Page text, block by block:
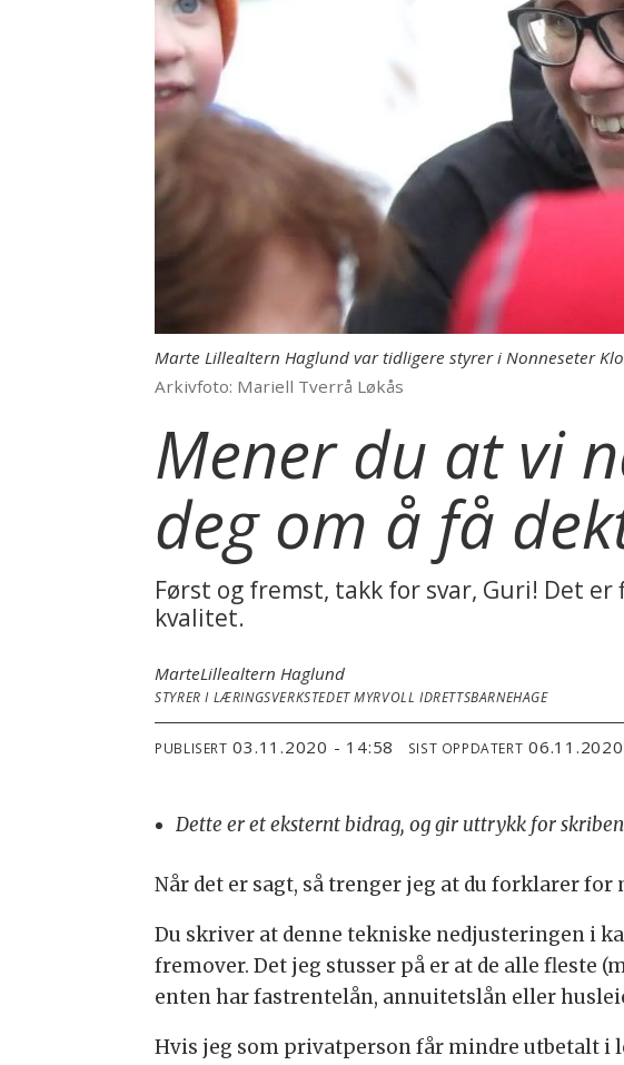
Marte Lillealtern Haglund var tidligere styrer i Nonneseter
Arkivfoto: Mariell Tverrå Løkås
Mener du at vi
deg om å få
Først og fremst, takk for svar, Guri! Det
kvalitet.
MarteLillealtern Haglund
STYRER I LÆRINGSVERKSTEDET MYRVOLL IDRETTSBARNEHAGE
PUBLISERT 03.11.2020 - 14:58 SIST OPPDATERT
Dette er et eksternt bidrag, og gir uttrykk for
Når det er sagt, så trenger jeg at du forklarer for
Du skriver at denne tekniske nedjusteringen i
fremover. Det jeg stusser på er at de alle fleste
enten har fastrentelån, annuitetslån eller
Hvis jeg som privatperson får mindre utbetalt i